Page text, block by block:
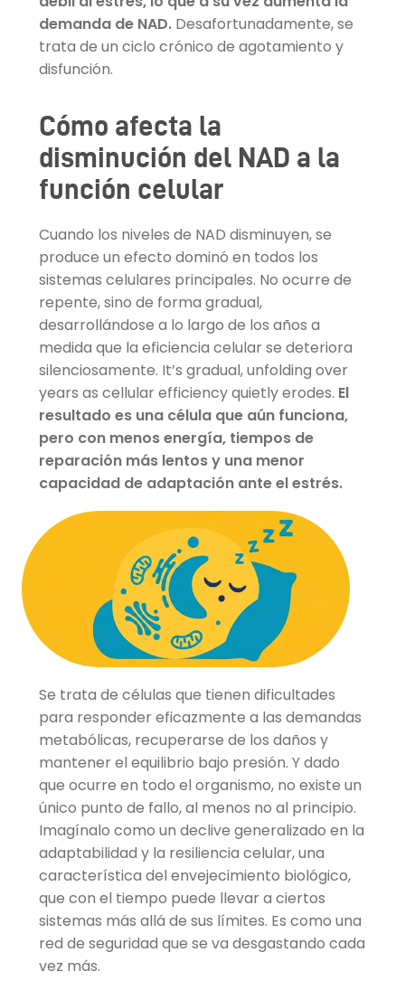
demanda de NAD.Desafortunadamente, se
trata de un ciclo crónico de agotamiento y
disfunción.
Cómo afecta la
disminución del NAD a la
función celular
Cuando los niveles de NAD disminuyen, se
produce un efecto dominó en todos los
sistemas celulares principales. No ocurre de
repente, sino de forma gradual,
desarrollándose a lo largo de los años a
medida que la eficiencia celular se deteriora
silenciosamente. It’s gradual, unfolding over
years as cellular efficiency quietly erodes. El
resultado es una célula que aún funciona,
pero con menos energía, tiempos de
reparación más lentos y una menor
capacidad de adaptación ante el estrés.
Se trata de células que tienen dificultades
para responder eficazmente a las demandas
metabólicas, recuperarse de los daños y
mantener el equilibrio bajo presión. Y dado
que ocurre en todo el organismo, no existe un
único punto de fallo, al menos no al principio.
Imagínalo como un declive generalizado en la
adaptabilidad y la resiliencia celular, una
característica del envejecimiento biológico,
que con el tiempo puede llevar a ciertos
sistemas más allá de sus límites. Es como una
red de seguridad que se va desgastando cada
vez más.